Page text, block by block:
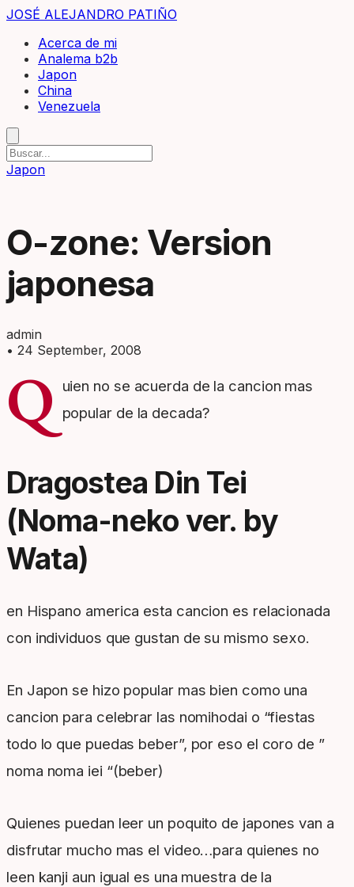
JOSÉ ALEJANDRO PATIÑO
Acerca de mi
Analema b2b
Japon
China
Venezuela
Japon
O-zone: Version
japonesa
admin
• 24 September, 2008
Q
uien no se acuerda de la cancion mas
popular de la decada?
Dragostea Din Tei
(Noma-neko ver. by
Wata)
en Hispano america esta cancion es relacionada
con individuos que gustan de su mismo sexo.
En Japon se hizo popular mas bien como una
cancion para celebrar las nomihodai o “fiestas
todo lo que puedas beber”, por eso el coro de ”
noma noma iei “(beber)
Quienes puedan leer un poquito de japones van a
disfrutar mucho mas el video…para quienes no
leen kanji aun igual es una muestra de la